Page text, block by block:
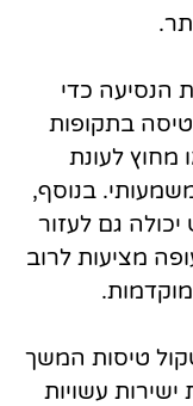
הנסיעה כדי
בתקופות
לעונת
בנוסף,
גם לעזור
מציעות לרוב
טיסות המשך
עשויות